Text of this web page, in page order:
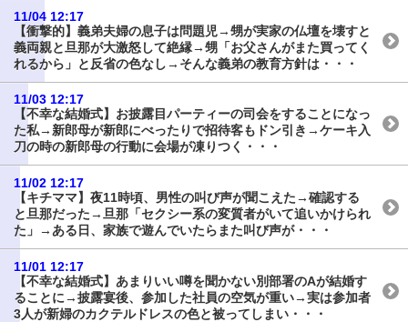
11/04 12:17
【衝撃的】義弟夫婦の息子は問題児→甥が実家の仏壇を壊すと
義両親と旦那が大激怒して絶縁→甥「お父さんがまた買ってく
れるから」と反省の色なし→そんな義弟の教育方針は・・・
11/03 12:17
【不幸な結婚式】お披露目パーティーの司会をすることになっ
た私→新郎母が新郎にべったりで招待客もドン引き→ケーキ入
刀の時の新郎母の行動に会場が凍りつく・・・
11/02 12:17
【キチママ】夜11時頃、男性の叫び声が聞こえた→確認する
と旦那だった→旦那「セクシー系の変質者がいて追いかけられ
た」→ある日、家族で遊んでいたらまた叫び声が・・・
11/01 12:17
【不幸な結婚式】あまりいい噂を聞かない別部署のAが結婚す
ることに→披露宴後、参加した社員の空気が重い→実は参加者
3人が新婦のカクテルドレスの色と被ってしまい・・・